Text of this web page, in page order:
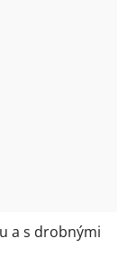
a s drobnými